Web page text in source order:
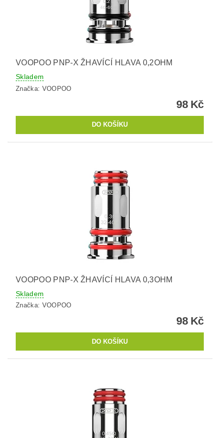
VOOPOO PNP-X ŽHAVÍCÍ HLAVA 0,2OHM
Skladem
Značka: VOOPOO
98 Kč
VOOPOO PNP-X ŽHAVÍCÍ HLAVA 0,3OHM
Skladem
Značka: VOOPOO
98 Kč